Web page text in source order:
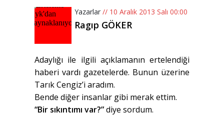
Yazarlar // 10 Aralık 2013 Salı 00:00
Ragıp GÖKER
Adaylığı ile ilgili açıklamanın ertelendiği
haberi vardı gazetelerde. Bunun üzerine
Tarık Cengiz’i aradım.
Bende diğer insanlar gibi merak ettim.
“Bir sıkıntımı var?”diye sordum.